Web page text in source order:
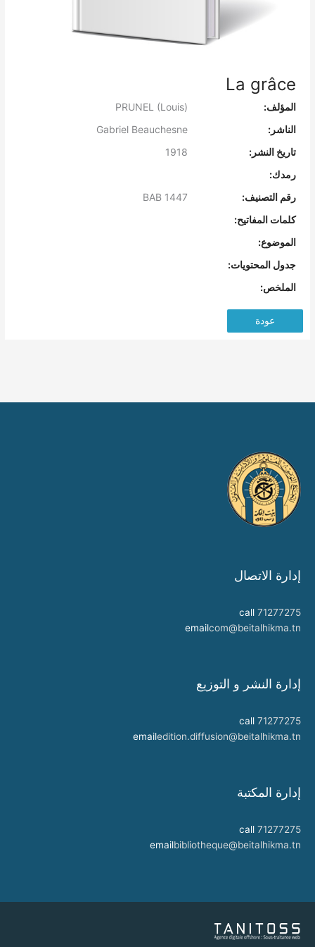
La grâce
المؤلف:
الناشر:
Gabriel Beauchesne
تاريخ النشر:
رمدك:
رقم التصنيف:
كلمات المفاتيح:
الموضوع:
جدول المحتويات:
الملخص:
عودة
إدارة الاتصال
call 71277275
emailcom@beitalhikma.tn
إدارة النشر و التوزيع
call 71277275
emailedition.diffusion@beitalhikma.tn
إدارة المكتبة
call 71277275
emailbibliotheque@beitalhikma.tn